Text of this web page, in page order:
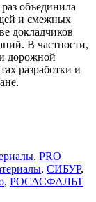
объединила
и смежных
докладчиков
В частности,
дорожной
разработки и
, PRO
, СИБУР,
, РОСАСФАЛЬТ